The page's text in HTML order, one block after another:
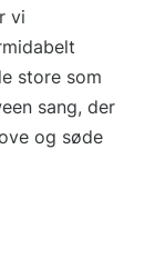
vi
store som
sang, der
og søde